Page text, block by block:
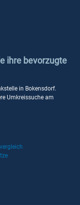
ihre bevorzugte
in Bokensdorf.
Umkreissuche am